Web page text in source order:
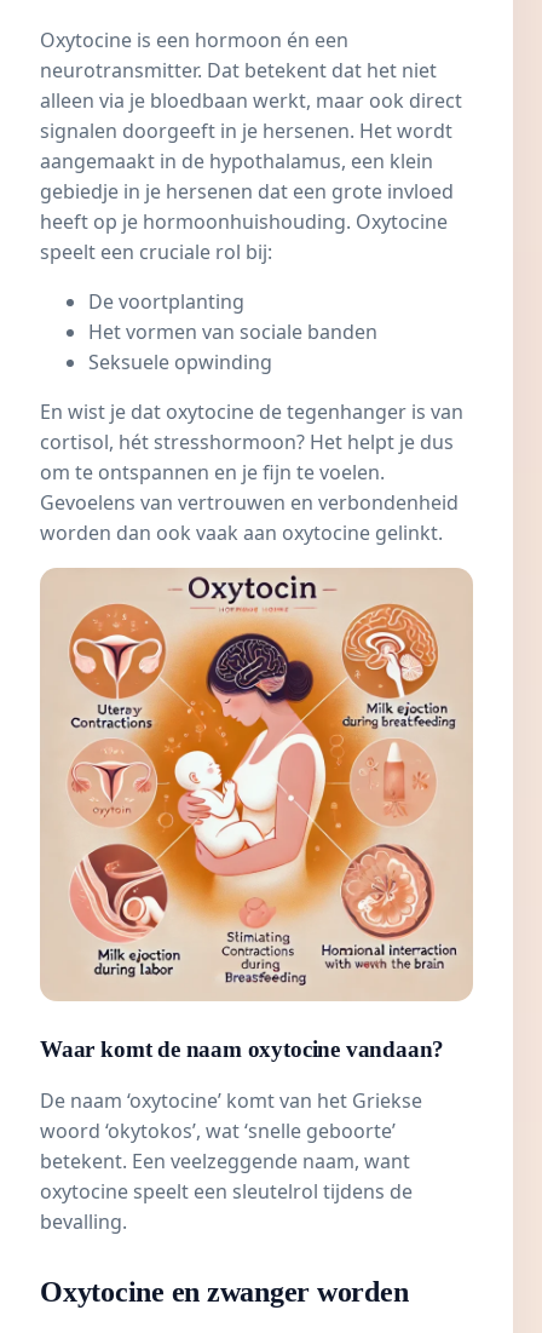
Oxytocine is een hormoon én een
neurotransmitter. Dat betekent dat het niet
alleen via je bloedbaan werkt, maar ook direct
signalen doorgeeft in je hersenen. Het wordt
aangemaakt in de hypothalamus, een klein
gebiedje in je hersenen dat een grote invloed
heeft op je hormoonhuishouding. Oxytocine
speelt een cruciale rol bij:
De voortplanting
Het vormen van sociale banden
Seksuele opwinding
En wist je dat oxytocine de tegenhanger is van
cortisol, hét stresshormoon? Het helpt je dus
om te ontspannen en je fijn te voelen.
Gevoelens van vertrouwen en verbondenheid
worden dan ook vaak aan oxytocine gelinkt.
Waar komt de naam oxytocine vandaan?
De naam ‘oxytocine’ komt van het Griekse
woord ‘okytokos’, wat ‘snelle geboorte’
betekent. Een veelzeggende naam, want
oxytocine speelt een sleutelrol tijdens de
bevalling.
Oxytocine en zwanger worden